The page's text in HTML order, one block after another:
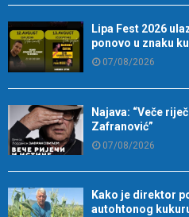
Lipa Fest 2026
ponovo u znaku
07/08/2026
Najava: “Veče
Zafranović”
07/08/2026
Kako je direktor
autohtonog